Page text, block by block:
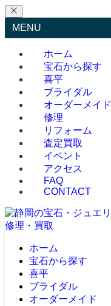
MENU
ホーム
宝石から探す
喜平
ブライダル
オーダーメイド
修理
リフォーム
査定買取
イベント
アクセス
FAQ
CONTACT
ホーム
宝石から探す
喜平
ブライダル
オーダーメイド